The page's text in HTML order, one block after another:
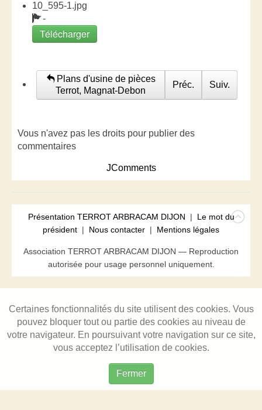
10_595-1.jpg
-
Télécharger
Plans d'usine de pièces
Terrot, Magnat-Debon
Préc. Suiv.
Vous n'avez pas les droits pour publier des
commentaires
JComments
Présentation TERROT ARBRACAM DIJON | Le mot du
président | Nous contacter | Mentions légales
Association TERROT ARBRACAM DIJON — Reproduction
autorisée pour usage personnel uniquement.
Certaines fonctionnalités du site utilisent des cookies. Vous
pouvez bloquer tout ou partie des cookies au niveau de
votre navigateur. En poursuivant votre navigation sur ce site,
vous acceptez l’utilisation de cookies.
Fermer